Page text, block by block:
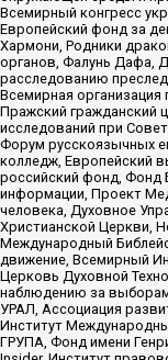
Всемирный конгресс
Европейский фонд за
Хармони, Родники
органов, Фалунь Дафа,
расследованию
Всемирная организация
Пражский гражданский
исследований при
Форум русскоязычных
колледж, Европейский
российский фонд, Фонд
информации, Проект
человека, Духовное
Христианской Церкви,
Международный
движение, Всемирный
Церковь Духовной
наблюдению за
УРАЛ, Ассоциация
Институт
ГРУПА, Фонд имени